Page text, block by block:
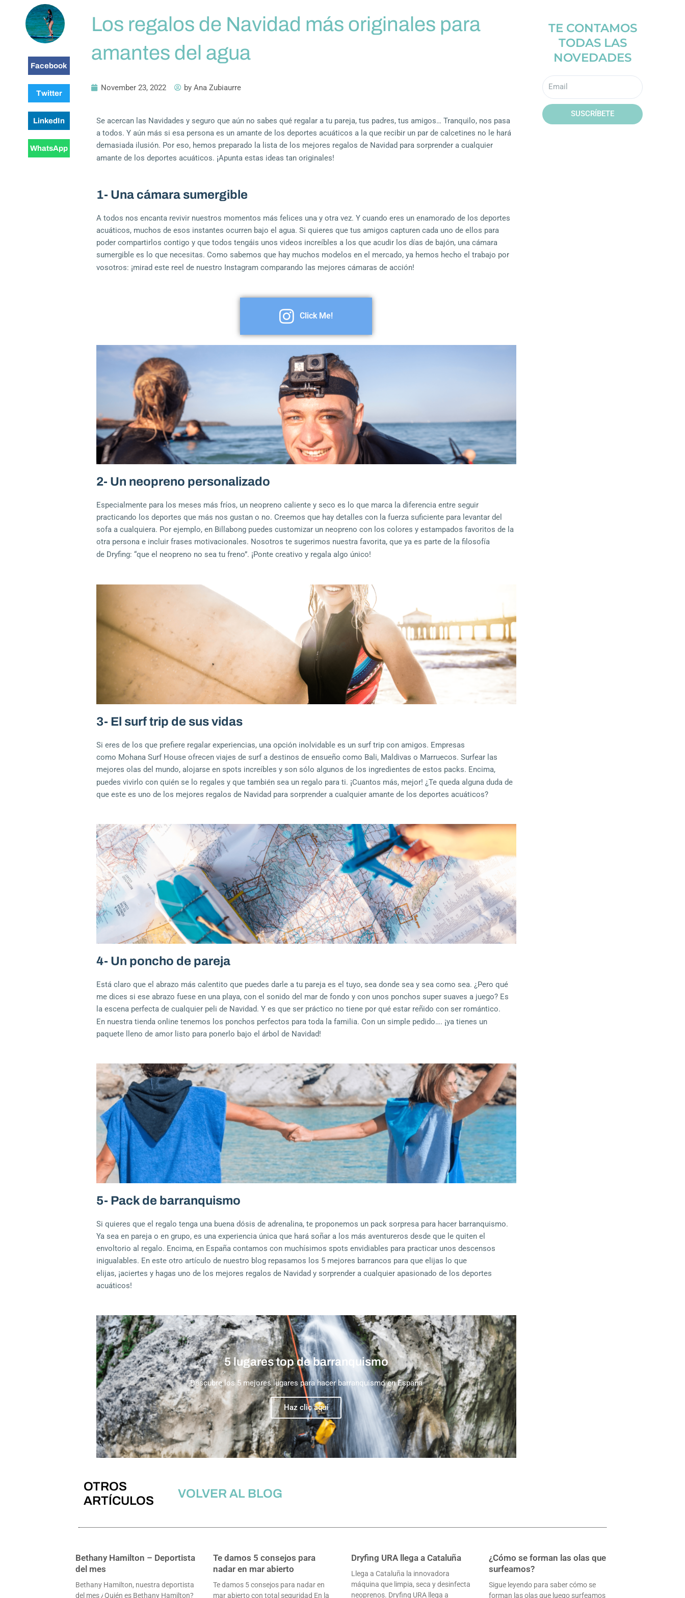
Facebook
Twitter
LinkedIn
WhatsApp
Los regalos de Navidad más originales para
amantes del agua
November 23, 2022 by Ana Zubiaurre
Se acercan las Navidades y seguro que aún no sabes qué regalar a tu pareja, tus padres, tus amigos… Tranquilo, nos pasa
a todos. Y aún más si esa persona es un amante de los deportes acuáticos a la que recibir un par de calcetines no le hará
demasiada ilusión. Por eso, hemos preparado la lista de los mejores regalos de Navidad para sorprender a cualquier
amante de los deportes acuáticos. ¡Apunta estas ideas tan originales!
1- Una cámara sumergible
A todos nos encanta revivir nuestros momentos más felices una y otra vez. Y cuando eres un enamorado de los deportes
acuáticos, muchos de esos instantes ocurren bajo el agua. Si quieres que tus amigos capturen cada uno de ellos para
poder compartirlos contigo y que todos tengáis unos videos increíbles a los que acudir los días de bajón, una cámara
sumergible es lo que necesitas. Como sabemos que hay muchos modelos en el mercado, ya hemos hecho el trabajo por
vosotros: ¡mirad este reel de nuestro Instagram comparando las mejores cámaras de acción!
Click Me!
2- Un neopreno personalizado
Especialmente para los meses más fríos, un neopreno caliente y seco es lo que marca la diferencia entre seguir
practicando los deportes que más nos gustan o no. Creemos que hay detalles con la fuerza suficiente para levantar del
sofa a cualquiera. Por ejemplo,en Billabong puedes customizar un neopreno con los colores y estampados favoritos de la
otra persona e incluir frases motivacionales. Nosotros te sugerimos nuestra favorita, que ya es parte de la filosofía
de Dryfing: “que el neopreno no sea tu freno”. ¡Ponte creativo y regala algo único!
3- El surf trip de sus vidas
Si eres de los que prefiere regalar experiencias, una opción inolvidable es un surf trip con amigos. Empresas
como Mohana Surf House ofrecen viajes de surf a destinos de ensueño como Bali, Maldivas o Marruecos. Surfear las
mejores olas del mundo, alojarse en spots increíbles y son sólo algunos de los ingredientes de estos packs. Encima,
puedes vivirlo con quién se lo regales y que también sea un regalo para ti. ¡Cuantos más, mejor! ¿Te queda alguna duda de
que este es unode los mejores regalos de Navidad para sorprender a cualquier amante de los deportes acuáticos?
4- Un poncho de pareja
Está claro que el abrazo más calentito que puedes darle a tu pareja es el tuyo, sea donde sea y sea como sea. ¿Pero qué
me dices si ese abrazo fuese en una playa, con el sonido del mar de fondo y con unos ponchos super suaves a juego? Es
la escena perfecta de cualquier peli de Navidad. Y es que ser práctico no tiene por qué estar reñido con ser romántico.
En nuestra tienda online tenemos los ponchos perfectos para toda la familia. Con un simple pedido…. ¡ya tienes un
paquete lleno de amor listo para ponerlo bajo el árbol de Navidad!
5- Pack de barranquismo
Si quieres que el regalo tenga una buena dósis de adrenalina, te proponemos un pack sorpresa para hacer barranquismo.
Ya sea en pareja o en grupo, es una experiencia única que hará soñar a los más aventureros desde que le quiten el
envoltorio al regalo. Encima, en España contamos con muchísimos spots envidiables para practicar unos descensos
inigualables. En este otroartículo de nuestro blog repasamos los 5 mejores barrancos para que elijas lo que
elijas, ¡aciertes y hagas uno de los mejores regalos de Navidad y sorprender a cualquier apasionado de los deportes
acuáticos!
5 lugares top de barranquismo
Descubre los 5 mejores lugares para hacer barranquismo en España
Haz clic aquí
TE CONTAMOS
TODAS LAS
NOVEDADES
Email
SUSCRÍBETE
OTROS
ARTÍCULOS
VOLVER AL BLOG
Bethany Hamilton – Deportista
del mes
Bethany Hamilton, nuestra deportista
del mes ¿Quién es Bethany Hamilton?
Te damos 5 consejos para
nadar en mar abierto
Te damos 5 consejos para nadar en
mar abierto con total seguridad En la
Dryfing URA llega a Cataluña
Llega a Cataluña la innovadora
máquina que limpia, seca y desinfecta
neoprenos. Dryfing URA llega a
¿Cómo se forman las olas que
surfeamos?
Sigue leyendo para saber cómo se
forman las olas que luego surfeamos